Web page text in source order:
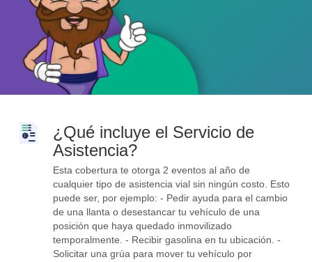
¿Qué incluye el Servicio de
Asistencia?
Esta cobertura te otorga 2 eventos al año de
cualquier tipo de asistencia vial sin ningún costo. Esto
puede ser, por ejemplo: - Pedir ayuda para el cambio
de una llanta o desestancar tu vehículo de una
posición que haya quedado inmovilizado
temporalmente. - Recibir gasolina en tu ubicación. -
Solicitar una grúa para mover tu vehículo por